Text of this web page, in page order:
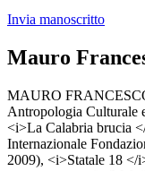
Invia manoscritto
Mauro
MAURO
Antropologia Culturale
<i>La Calabria brucia
Internazionale
2009), <i>Statale 18 </